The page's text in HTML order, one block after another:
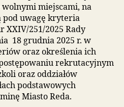
okoliczności
komisja
uwzględnia kryterium,
zostało potwierdzone.
przez kandydata
kolejność przyjęć: